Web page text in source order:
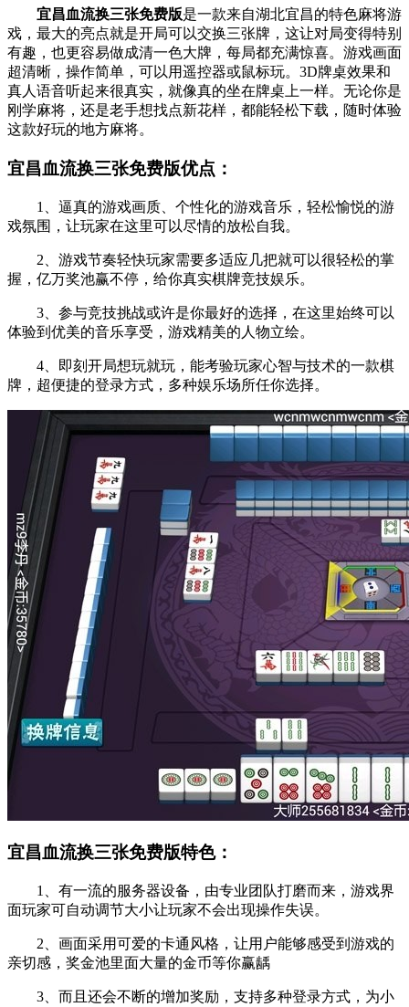
宜昌血流换三张免费版是一款来自湖北宜昌的特色麻将游
戏，最大的亮点就是开局可以交换三张牌，这让对局变得特别
有趣，也更容易做成清一色大牌，每局都充满惊喜。游戏画面
超清晰，操作简单，可以用遥控器或鼠标玩。3D牌桌效果和
真人语音听起来很真实，就像真的坐在牌桌上一样。无论你是
刚学麻将，还是老手想找点新花样，都能轻松下载，随时体验
这款好玩的地方麻将。
宜昌血流换三张免费版优点：
1、逼真的游戏画质、个性化的游戏音乐，轻松愉悦的游
戏氛围，让玩家在这里可以尽情的放松自我。
2、游戏节奏轻快玩家需要多适应几把就可以很轻松的掌
握，亿万奖池赢不停，给你真实棋牌竞技娱乐。
3、参与竞技挑战或许是你最好的选择，在这里始终可以
体验到优美的音乐享受，游戏精美的人物立绘。
4、即刻开局想玩就玩，能考验玩家心智与技术的一款棋
牌，超便捷的登录方式，多种娱乐场所任你选择。
宜昌血流换三张免费版特色：
1、有一流的服务器设备，由专业团队打磨而来，游戏界
面玩家可自动调节大小让玩家不会出现操作失误。
2、画面采用可爱的卡通风格，让用户能够感受到游戏的
亲切感，奖金池里面大量的金币等你赢龋
3、而且还会不断的增加奖励，支持多种登录方式，为小